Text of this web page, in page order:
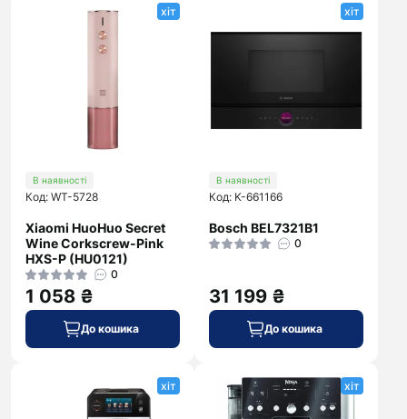
хіт
В наявності
Код: WT-5728
Xiaomi HuoHuo Secret
Wine Corkscrew-Pink
HXS-P (HU0121)
0
1 058 ₴
До кошика
хіт
В наявності
Код: K-661166
Bosch BEL7321B1
0
31 199 ₴
До кошика
хіт хіт